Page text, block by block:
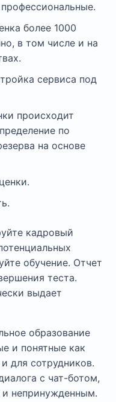
более 1000
в том числе и на
сервиса под
происходит
по
на основе
кадровый
обучение. Отчет
теста.
выдает
образование
и понятные как
для сотрудников.
с чат-ботом,
и непринужденным.